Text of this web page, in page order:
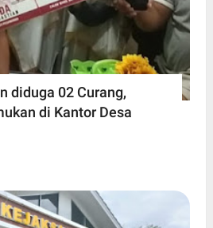
diduga 02 Curang,
di Kantor Desa